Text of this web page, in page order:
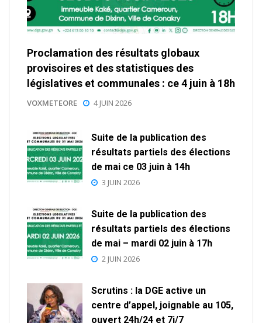
Proclamation des résultats globaux
provisoires et des statistiques des
législatives et communales : ce 4 juin à 18h
VOXMETEORE 4 JUIN 2026
Suite de la publication des
résultats partiels des élections
de mai ce 03 juin à 14h
3 JUIN 2026
Suite de la publication des
résultats partiels des élections
de mai – mardi 02 juin à 17h
2 JUIN 2026
Scrutins : la DGE active un
centre d’appel, joignable au 105,
ouvert 24h/24 et 7j/7